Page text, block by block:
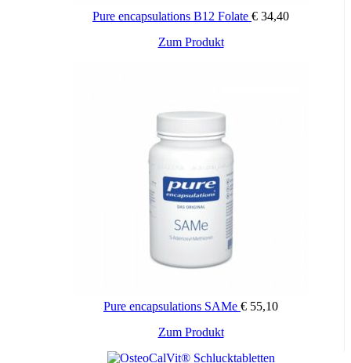
Pure encapsulations B12 Folate € 34,40
Zum Produkt
Pure encapsulations SAMe € 55,10
Zum Produkt